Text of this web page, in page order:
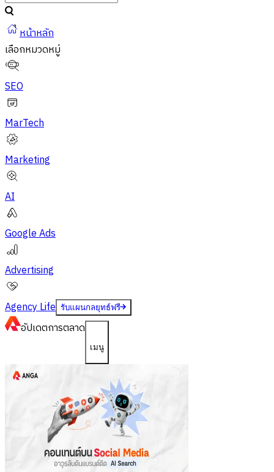
หน้าหลัก
เลือกหมวดหมู่
SEO
MarTech
Marketing
AI
Google Ads
Advertising
Agency Life รับแผนกลยุทธ์ฟรี
อัปเดตการตลาด
เมนู